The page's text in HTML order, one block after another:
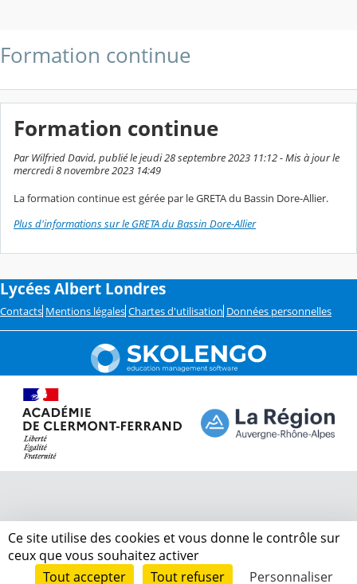
Formation continue
Formation continue
Par Wilfried David, publié le jeudi 28 septembre 2023 11:12 - Mis à jour le
mercredi 8 novembre 2023 14:49
La formation continue est gérée par le GRETA du Bassin Dore-Allier.
Plus d'informations sur le GRETA du Bassin Dore-Allier
Lycées Albert Londres
Contacts Mentions légales Chartes d'utilisation Données personnelles
Ce site utilise des cookies et vous donne le contrôle sur
ceux que vous souhaitez activer
Tout accepter
Tout refuser Personnaliser